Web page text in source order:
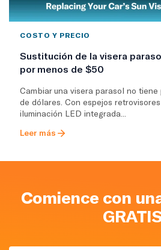
COSTO Y PRECIO
Sustitución de la visera
por menos de $50
Cambiar una visera parasol no
de dólares. Con espejos
iluminación LED integrada...
Leer más
Comience con